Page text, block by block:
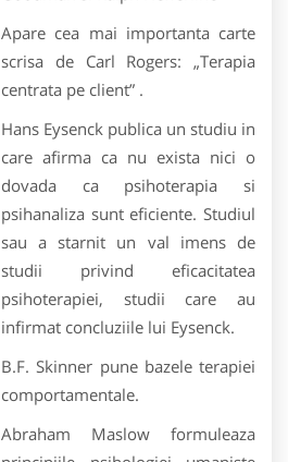
Apare cea mai importanta carte
scrisa de Carl Rogers: „Terapia
centrata pe client” .
Hans Eysenck publica un studiu in
care afirma ca nu exista nici o
dovada ca psihoterapia si
psihanaliza sunt eficiente. Studiul
sau a starnit un val imens de
studii privind eficacitatea
psihoterapiei, studii care au
infirmat concluziile lui Eysenck.
B.F. Skinner pune bazele terapiei
comportamentale.
Abraham Maslow formuleaza